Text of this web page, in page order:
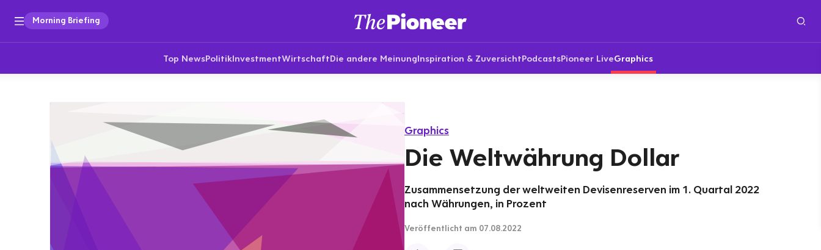
Morning Briefing
Top NewsPolitikInvestmentWirtschaftDie andere MeinungInspiration & ZuversichtPodcastsPioneer LiveGraphics
Graphics
Die Weltwährung Dollar
Zusammensetzung der weltweiten Devisenreserven im 1. Quartal 2022
nach Währungen, in Prozent
Veröffentlicht am 07.08.2022